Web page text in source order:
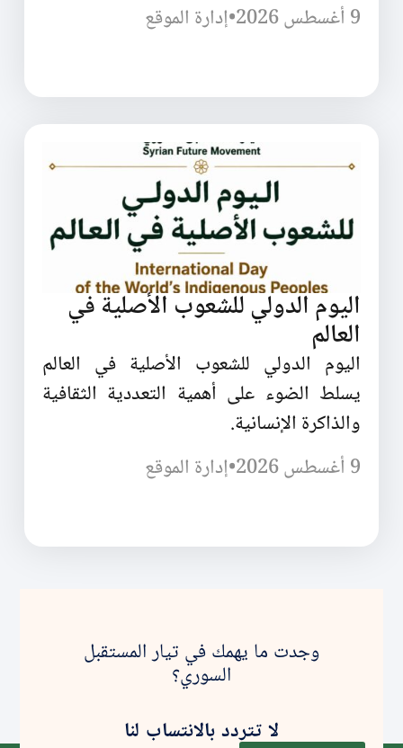
9 أغسطس 2026
•إدارة الموقع
اليوم الدولي للشعوب الأصلية في
العالم
اليوم الدولي للشعوب الأصلية في العالم
يسلط الضوء على أهمية التعددية الثقافية
والذاكرة الإنسانية.
9 أغسطس 2026
•إدارة الموقع
وجدت ما يهمك في تيار المستقبل
السوري؟
لا تتردد بالانتساب لنا